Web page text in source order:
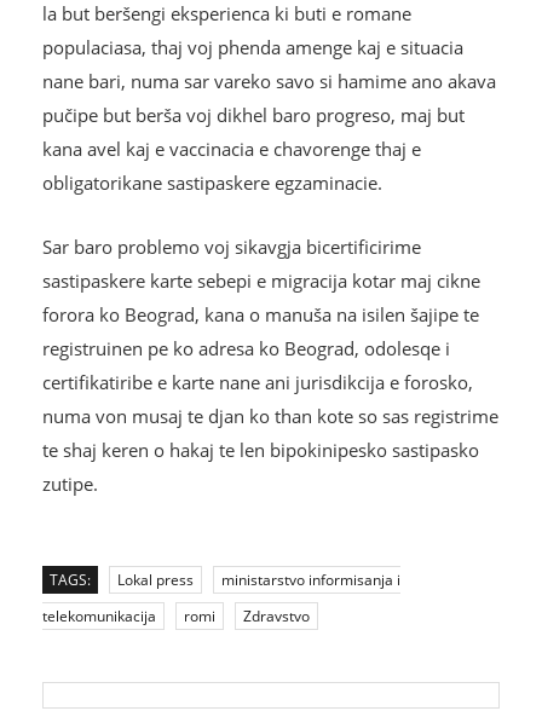
la but beršengi eksperienca ki buti e romane
populaciasa, thaj voj phenda amenge kaj e situacia
nane bari, numa sar vareko savo si hamime ano akava
pučipe but berša voj dikhel baro progreso, maj but
kana avel kaj e vaccinacia e chavorenge thaj e
obligatorikane sastipaskere egzaminacie.
Sar baro problemo voj sikavgja bicertificirime
sastipaskere karte sebepi e migracija kotar maj cikne
forora ko Beograd, kana o manuša na isilen šajipe te
registruinen pe ko adresa ko Beograd, odolesqe i
certifikatiribe e karte nane ani jurisdikcija e forosko,
numa von musaj te djan ko than kote so sas registrime
te shaj keren o hakaj te len bipokinipesko sastipasko
zutipe.
TAGS: Lokal press
ministarstvo informisanja i
telekomunikacija
romi Zdravstvo